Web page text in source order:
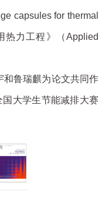
capsules for thermal
热力工程》（Applied
和鲁瑞麒为论文共同作
大学生节能减排大赛